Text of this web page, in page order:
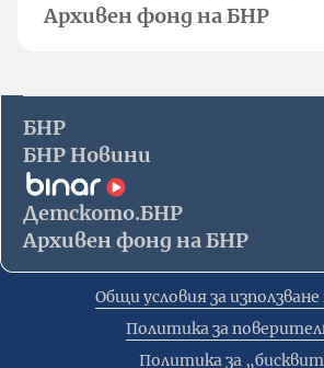
Архивен фонд на БНР
БНР
БНР Новини
Детското.БНР
Архивен фонд на БНР
Общи условия за
Политика за
Политика за